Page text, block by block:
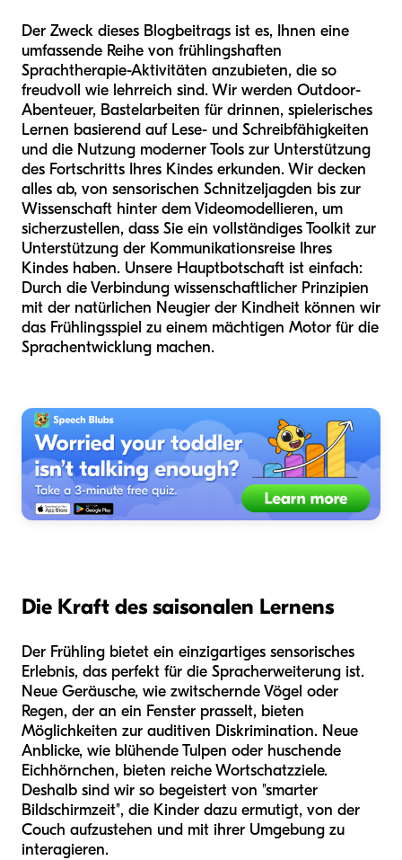
Der Zweck dieses Blogbeitrags ist es, Ihnen eine
umfassende Reihe von frühlingshaften
Sprachtherapie-Aktivitäten anzubieten, die so
freudvoll wie lehrreich sind. Wir werden Outdoor-
Abenteuer, Bastelarbeiten für drinnen, spielerisches
Lernen basierend auf Lese- und Schreibfähigkeiten
und die Nutzung moderner Tools zur Unterstützung
des Fortschritts Ihres Kindes erkunden. Wir decken
alles ab, von sensorischen Schnitzeljagden bis zur
Wissenschaft hinter dem Videomodellieren, um
sicherzustellen, dass Sie ein vollständiges Toolkit zur
Unterstützung der Kommunikationsreise Ihres
Kindes haben. Unsere Hauptbotschaft ist einfach:
Durch die Verbindung wissenschaftlicher Prinzipien
mit der natürlichen Neugier der Kindheit können wir
das Frühlingsspiel zu einem mächtigen Motor für die
Sprachentwicklung machen.
Die Kraft des saisonalen Lernens
Der Frühling bietet ein einzigartiges sensorisches
Erlebnis, das perfekt für die Spracherweiterung ist.
Neue Geräusche, wie zwitschernde Vögel oder
Regen, der an ein Fenster prasselt, bieten
Möglichkeiten zur auditiven Diskrimination. Neue
Anblicke, wie blühende Tulpen oder huschende
Eichhörnchen, bieten reiche Wortschatzziele.
Deshalb sind wir so begeistert von "smarter
Bildschirmzeit", die Kinder dazu ermutigt, von der
Couch aufzustehen und mit ihrer Umgebung zu
interagieren.